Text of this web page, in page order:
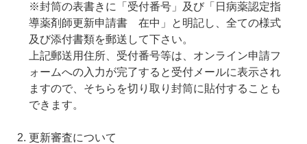
※封筒の表書きに「受付番号」及び「日病薬認定指
導薬剤師更新申請書 在中」と明記し、全ての様式
及び添付書類を郵送して下さい。
上記郵送用住所、受付番号等は、オンライン申請フ
ォームへの入力が完了すると受付メールに表示され
ますので、そちらを切り取り封筒に貼付することも
できます。
更新審査について